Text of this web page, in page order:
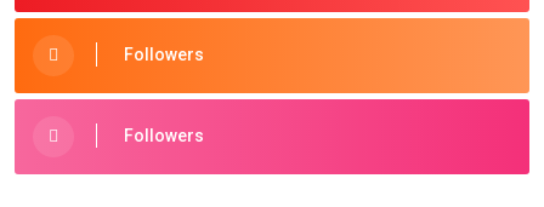
Followers
Followers